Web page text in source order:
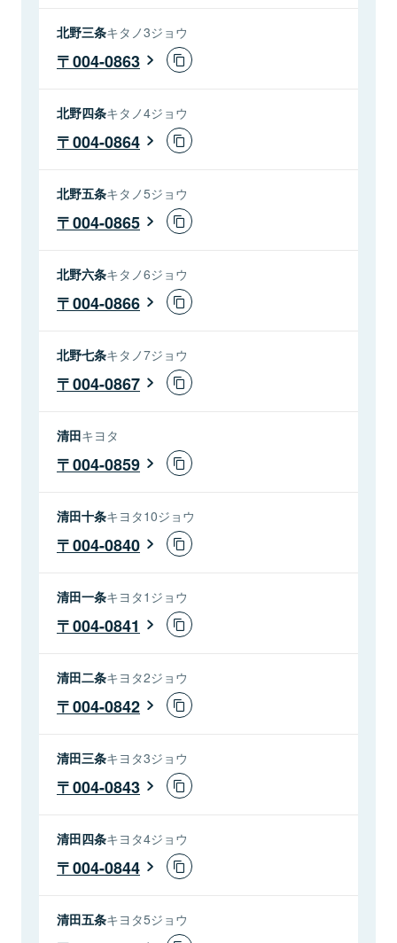
北野三条キタノ3ジョウ
004-0863
北野四条キタノ4ジョウ
004-0864
北野五条キタノ5ジョウ
004-0865
北野六条キタノ6ジョウ
004-0866
北野七条キタノ7ジョウ
004-0867
清田キヨタ
004-0859
清田十条キヨタ10ジョウ
004-0840
清田一条キヨタ1ジョウ
004-0841
清田二条キヨタ2ジョウ
004-0842
清田三条キヨタ3ジョウ
004-0843
清田四条キヨタ4ジョウ
004-0844
清田五条キヨタ5ジョウ